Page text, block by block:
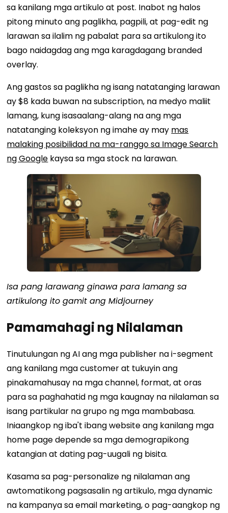
sa kanilang mga artikulo at post. Inabot ng halos
pitong minuto ang paglikha, pagpili, at pag-edit ng
larawan sa ilalim ng pabalat para sa artikulong ito
bago naidagdag ang mga karagdagang branded
overlay.
Ang gastos sa paglikha ng isang natatanging larawan
ay $8 kada buwan na subscription, na medyo maliit
lamang, kung isasaalang-alang na ang mga
natatanging koleksyon ng imahe ay may mas
malaking posibilidad na ma-ranggo sa Image Search
ng Google kaysa sa mga stock na larawan.
Isa pang larawang ginawa para lamang sa
artikulong ito gamit ang Midjourney
Pamamahagi ng Nilalaman
Tinutulungan ng AI ang mga publisher na i-segment
ang kanilang mga customer at tukuyin ang
pinakamahusay na mga channel, format, at oras
para sa paghahatid ng mga kaugnay na nilalaman sa
isang partikular na grupo ng mga mambabasa.
Iniaangkop ng iba't ibang website ang kanilang mga
home page depende sa mga demograpikong
katangian at dating pag-uugali ng bisita.
Kasama sa pag-personalize ng nilalaman ang
awtomatikong pagsasalin ng artikulo, mga dynamic
na kampanya sa email marketing, o pag-aangkop ng